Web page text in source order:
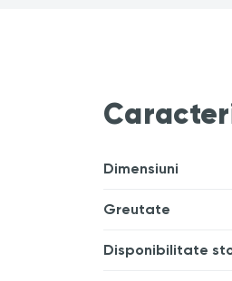
Dimensiuni
Greutate
Disponibilitate